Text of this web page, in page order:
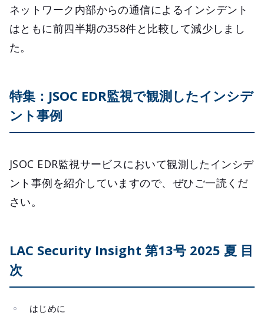
ネットワーク内部からの通信によるインシデント
はともに前四半期の358件と比較して減少しまし
た。
特集：JSOC EDR監視で観測したインシデ
ント事例
JSOC EDR監視サービスにおいて観測したインシデ
ント事例を紹介していますので、ぜひご一読くだ
さい。
LAC Security Insight 第13号 2025 夏 目
次
はじめに